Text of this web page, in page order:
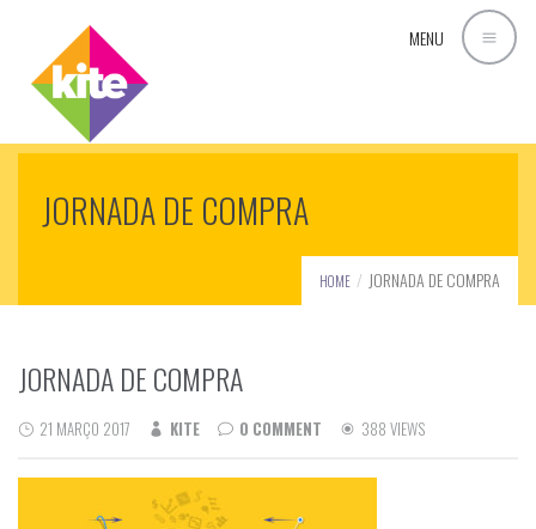
MENU
JORNADA DE COMPRA
HOME JORNADA DE COMPRA
JORNADA DE COMPRA
21 MARÇO 2017 KITE 0 COMMENT 388 VIEWS